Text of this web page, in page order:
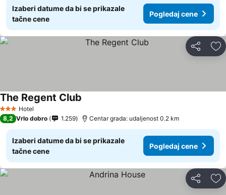
Izaberi datume da bi se prikazale
tačne cene
Pogledaj cene
Deli
3 Zvezdice
Hotel
The Regent Club
8,2 Vrlo dobro 1.259 Centar grada: udaljenost 0.2 km
Izaberi datume da bi se prikazale
tačne cene
Pogledaj cene
Deli